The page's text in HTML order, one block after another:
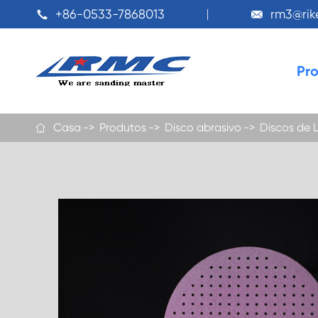
 +86-0533-7868013 
 Casa Produtos Disco abrasivo Discos de